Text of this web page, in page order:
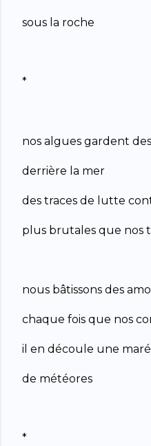
sous la roche
*
nos algues gardent
derrière la mer
des traces de lutte
plus brutales que nos
nous bâtissons des
chaque fois que nos
il en découle une
de météores
*